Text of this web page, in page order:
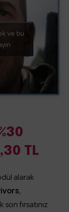
ve bu
TL
alarak
,
fırsatınız